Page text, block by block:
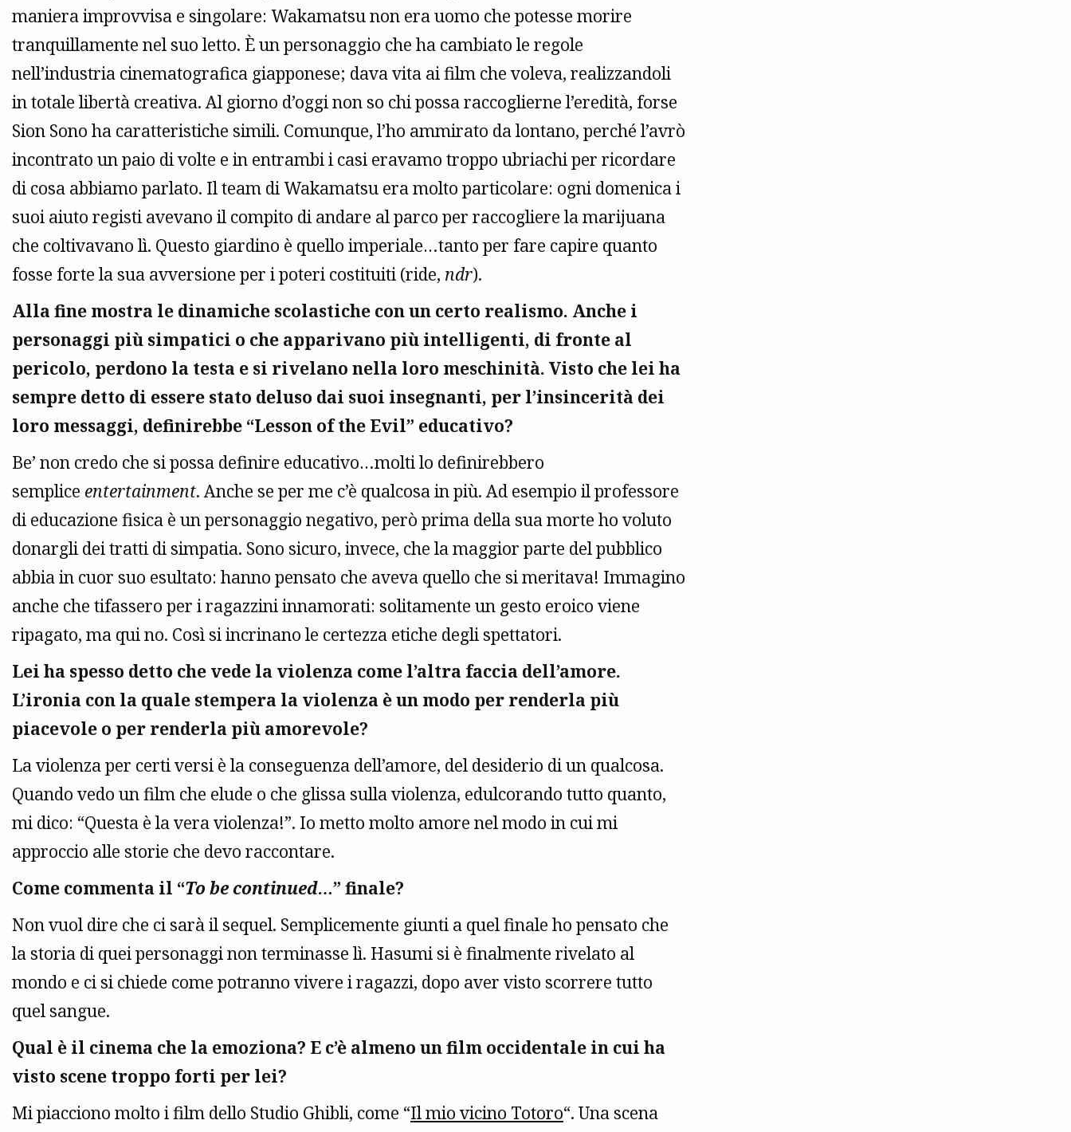
maniera improvvisa e singolare: Wakamatsu non era uomo che potesse morire
tranquillamente nel suo letto. È un personaggio che ha cambiato le regole
nell’industria cinematografica giapponese; dava vita ai film che voleva, realizzandoli
in totale libertà creativa. Al giorno d’oggi non so chi possa raccoglierne l’eredità, forse
Sion Sono ha caratteristiche simili. Comunque, l’ho ammirato da lontano, perché l’avrò
incontrato un paio di volte e in entrambi i casi eravamo troppo ubriachi per ricordare
di cosa abbiamo parlato. Il team di Wakamatsu era molto particolare: ogni domenica i
suoi aiuto registi avevano il compito di andare al parco per raccogliere la marijuana
che coltivavano lì. Questo giardino è quello imperiale…tanto per fare capire quanto
fosse forte la sua avversione per i poteri costituiti (ride, ndr).
Alla fine mostra le dinamiche scolastiche con un certo realismo. Anche i
personaggi più simpatici o che apparivano più intelligenti, di fronte al
pericolo, perdono la testa e si rivelano nella loro meschinità. Visto che lei ha
sempre detto di essere stato deluso dai suoi insegnanti, per l’insincerità dei
loro messaggi, definirebbe “Lesson of the Evil” educativo?
Be’ non credo che si possa definire educativo…molti lo definirebbero
semplice entertainment. Anche se per me c’è qualcosa in più. Ad esempio il professore
di educazione fisica è un personaggio negativo, però prima della sua morte ho voluto
donargli dei tratti di simpatia. Sono sicuro, invece, che la maggior parte del pubblico
abbia in cuor suo esultato: hanno pensato che aveva quello che si meritava! Immagino
anche che tifassero per i ragazzini innamorati: solitamente un gesto eroico viene
ripagato, ma qui no. Così si incrinano le certezza etiche degli spettatori.
Lei ha spesso detto che vede la violenza come l’altra faccia dell’amore.
L’ironia con la quale stempera la violenza è un modo per renderla più
piacevole o per renderla più amorevole?
La violenza per certi versi è la conseguenza dell’amore, del desiderio di un qualcosa.
Quando vedo un film che elude o che glissa sulla violenza, edulcorando tutto quanto,
mi dico: “Questa è la vera violenza!”. Io metto molto amore nel modo in cui mi
approccio alle storie che devo raccontare.
Come commenta il “To be continued…” finale?
Non vuol dire che ci sarà il sequel. Semplicemente giunti a quel finale ho pensato che
la storia di quei personaggi non terminasse lì. Hasumi si è finalmente rivelato al
mondo e ci si chiede come potranno vivere i ragazzi, dopo aver visto scorrere tutto
quel sangue.
Qual è il cinema che la emoziona? E c’è almeno un film occidentale in cui ha
visto scene troppo forti per lei?
Mi piacciono molto i film dello Studio Ghibli, come “Il mio vicino Totoro“. Una scena